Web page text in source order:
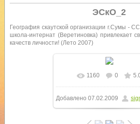
ЭСкО_2
География скаутской организации
школа-интернат (Веретиновка) привлекает
качеств личности! (Лето 2007)
1160 0
Добавлено 07.02.2009